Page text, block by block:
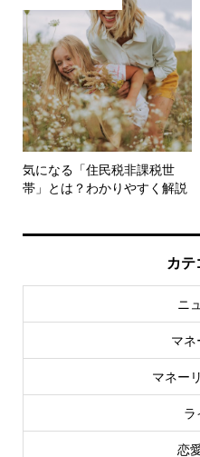
気になる「住民税非課税世
帯」とは？わかりやすく解説
カテ
ニ
マネ
マネー
ラ
恋